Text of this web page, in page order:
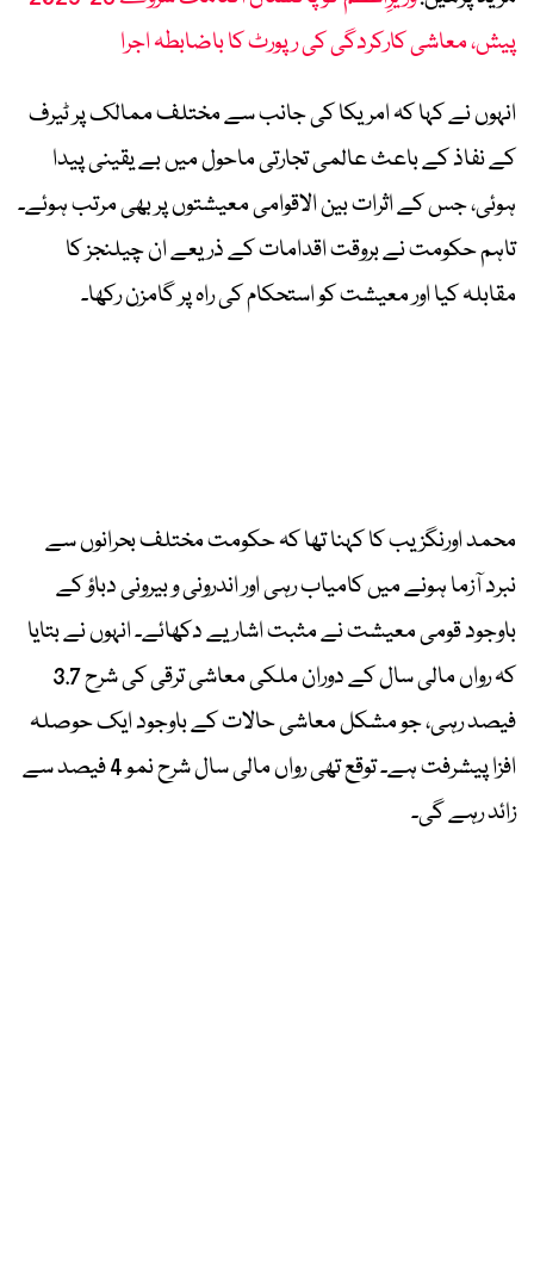
پیش، معاشی کارکردگی کی رپورٹ کا باضابطہ اجرا
انہوں نے کہا کہ امریکا کی جانب سے مختلف ممالک پر ٹیرف
کے نفاذ کے باعث عالمی تجارتی ماحول میں بے یقینی پیدا
ہوئی، جس کے اثرات بین الاقوامی معیشتوں پر بھی مرتب ہوئے۔
تاہم حکومت نے بروقت اقدامات کے ذریعے ان چیلنجز کا
مقابلہ کیا اور معیشت کو استحکام کی راہ پر گامزن رکھا۔
محمد اورنگزیب کا کہنا تھا کہ حکومت مختلف بحرانوں سے
نبرد آزما ہونے میں کامیاب رہی اور اندرونی و بیرونی دباؤ کے
باوجود قومی معیشت نے مثبت اشاریے دکھائے۔ انہوں نے بتایا
کہ رواں مالی سال کے دوران ملکی معاشی ترقی کی شرح 3.7
فیصد رہی، جو مشکل معاشی حالات کے باوجود ایک حوصلہ
افزا پیشرفت ہے۔ توقع تھی رواں مالی سال شرح نمو 4 فیصد سے
زائد رہے گی۔